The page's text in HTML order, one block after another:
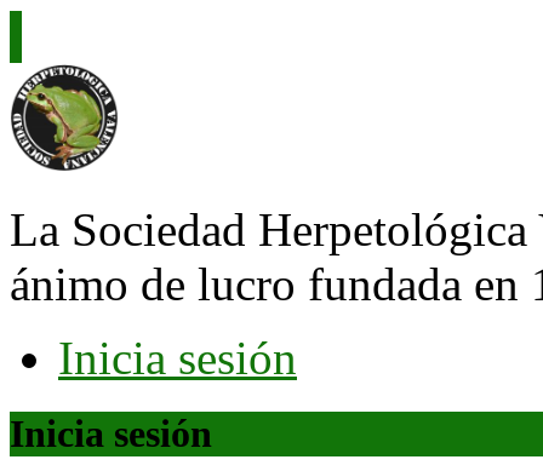
La Sociedad Herpetológica
ánimo de lucro fundada en
Inicia sesión
Inicia sesión